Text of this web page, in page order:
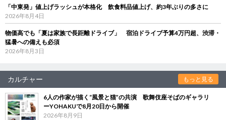
「中東発」値上げラッシュが本格化 飲食料品値上げ、約3年ぶりの多さに
2026年8月4日
物価高でも「夏は家族で長距離ドライブ」 宿泊ドライブ予算4万円超、渋滞・
猛暑への備えも必須
2026年8月3日
カルチャー もっと見る
6人の作家が描く“風景と猫”の共演 歌舞伎座そばのギャラリ
ーYOHAKUで8月20日から開催
2026年8月9日